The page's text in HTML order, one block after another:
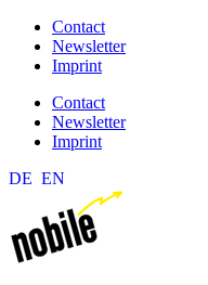
Contact
Newsletter
Imprint
Contact
Newsletter
Imprint
DE EN